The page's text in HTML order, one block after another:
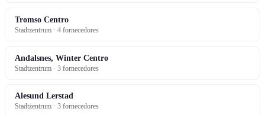
Tromso Centro
Stadtzentrum · 4 fornecedores
Andalsnes, Winter Centro
Stadtzentrum · 3 fornecedores
Alesund Lerstad
Stadtzentrum · 3 fornecedores